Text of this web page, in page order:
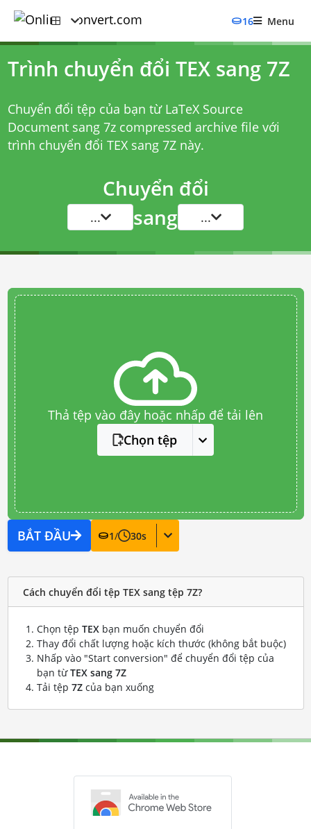
16 Menu
Trình chuyển đổi TEX sang 7Z
Chuyển đổi tệp của bạn từ LaTeX Source
Document sang 7z compressed archive file với
trình chuyển đổi TEX sang 7Znày.
Chuyển đổi
... sang ...
Thả tệp vào đây hoặc nhấp để tải lên
Chọn tệp
BẮT ĐẦU 1/ 30s
Cách chuyển đổi tệp TEX sang tệp 7Z?
Chọn tệp TEXbạn muốn chuyển đổi
Thay đổi chất lượng hoặc kích thước (không bắt buộc)
Nhấp vào "Start conversion" để chuyển đổi tệp của
bạn từTEX sang 7Z
Tải tệp 7Zcủa bạn xuống